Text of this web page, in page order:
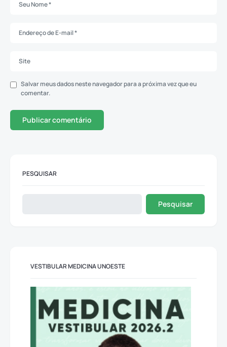
Salvar meus dados neste navegador para a próxima vez que eu
comentar.
PESQUISAR
Pesquisar
VESTIBULAR MEDICINA UNOESTE